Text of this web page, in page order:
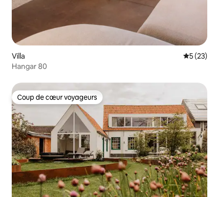
Villa
5 (23)
Hangar 80
Coup de cœur voyageurs
Coup de cœur voyageurs